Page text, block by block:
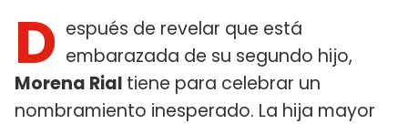
D espués de revelar que está
embarazada de su segundo hijo,
Morena Rial tiene para celebrar un
nombramiento inesperado. La hija mayor